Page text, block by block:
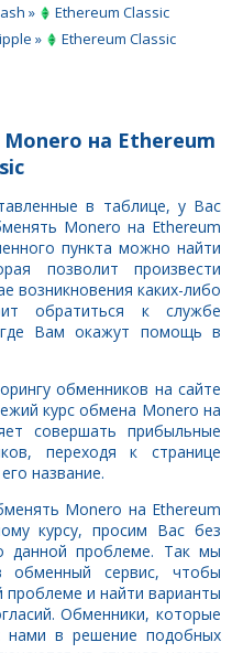
»
Ethereum Classic
»
Ethereum Classic
на Ethereum
в таблице, у Вас
Monero на Ethereum
пункта можно найти
позволит произвести
возникновения каких-либо
обратиться к службе
где Вам окажут помощь в
обменников на сайте
курс обмена Monero на
совершать прибыльные
переходя к странице
название.
Monero на Ethereum
курсу, просим Вас без
данной проблеме. Так мы
обменный сервис, чтобы
и найти варианты
Обменники, которые
нами в решение подобных